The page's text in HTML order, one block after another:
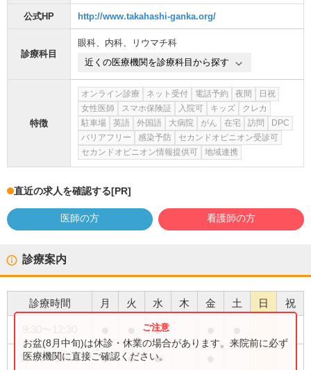
公式HP http://www.takahashi-ganka.org/
診療科目
眼科、 内科、
リウマチ科
近くの医療機関を診療科目から探す
特徴
オンライン診療 ネット受付 電話予約 夜間
日祝
女性医師
スマホ保険証 入院可 キッズ
クレカ
駐車場
英語 外国語 大病院 がん 在宅 訪問
DPC
バリアフリー
感染予防
セカンドオピニオン受診可
セカンドオピニオン情報提供可
地域連携
直近の求人を確認する[PR]
医師の方 看護師の方
診療案内
診療時間 月 火 水 木 金 土 日 祝
●
15:00〜18:00 ● ● ●
お盆(8月中旬)は休診・休業の場合があります。来院前に必ず
医療機関に直接ご確認ください。